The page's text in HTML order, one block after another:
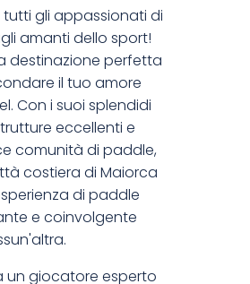
gli appassionati di
amanti dello sport!
destinazione perfetta
il tuo amore
Con i suoi splendidi
eccellenti e
comunità di paddle,
costiera di Maiorca
di paddle
e coinvolgente
un giocatore esperto